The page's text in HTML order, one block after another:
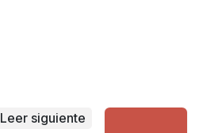
Leer siguiente